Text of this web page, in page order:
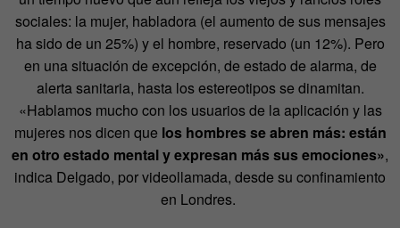
sociales: la mujer, habladora (el aumento de sus mensajes
ha sido de un 25%) y el hombre, reservado (un 12%). Pero
en una situación de excepción, de estado de alarma, de
alerta sanitaria, hasta los estereotipos se dinamitan.
«Hablamos mucho con los usuarios de la aplicación y las
mujeres nos dicen que los hombres se abren más: están
en otro estado mental y expresan más sus emociones»,
indica Delgado, por videollamada, desde su confinamiento
en Londres.